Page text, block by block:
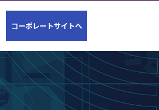
コーポレートサイトへ